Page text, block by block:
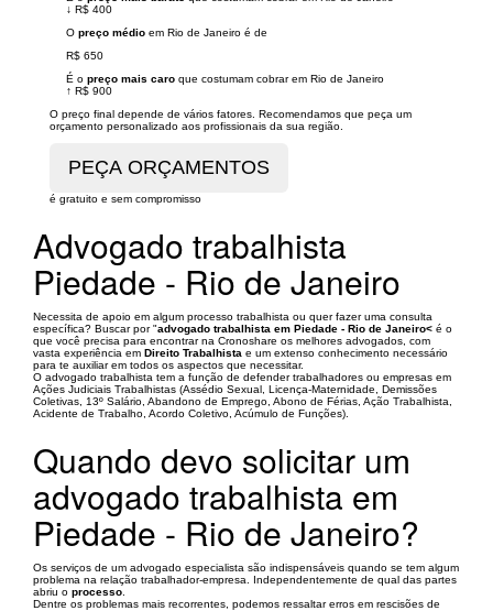
↓ R$ 400
O preço médio em Rio de Janeiro é de
R$ 650
É o preço mais caro que costumam cobrar em Rio de Janeiro
↑ R$ 900
O preço final depende de vários fatores. Recomendamos que peça um
orçamento personalizado aos profissionais da sua região.
é gratuito e sem compromisso
Advogado trabalhista
Piedade - Rio de Janeiro
Necessita de apoio em algum processo trabalhista ou quer fazer uma consulta
específica? Buscar por "advogado trabalhista em Piedade - Rio de Janeiro< é o
que você precisa para encontrar na Cronoshare os melhores advogados, com
vasta experiência em Direito Trabalhista e um extenso conhecimento necessário
para te auxiliar em todos os aspectos que necessitar.
O advogado trabalhista tem a função de defender trabalhadores ou empresas em
Ações Judiciais Trabalhistas (Assédio Sexual, Licença-Maternidade, Demissões
Coletivas, 13º Salário, Abandono de Emprego, Abono de Férias, Ação Trabalhista,
Acidente de Trabalho, Acordo Coletivo, Acúmulo de Funções).
Quando devo solicitar um
advogado trabalhista em
Piedade - Rio de Janeiro?
Os serviços de um advogado especialista são indispensáveis quando se tem algum
problema na relação trabalhador-empresa. Independentemente de qual das partes
abriu o processo
Dentre os problemas mais recorrentes, podemos ressaltar erros em rescisões de